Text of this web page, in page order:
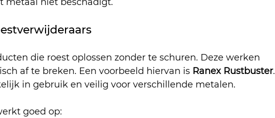
die roest oplossen zonder te schuren. Deze werken
af te breken. Een voorbeeld hiervan is Ranex Rustbuster.
in gebruik en veilig voor verschillende metalen.
goed op: